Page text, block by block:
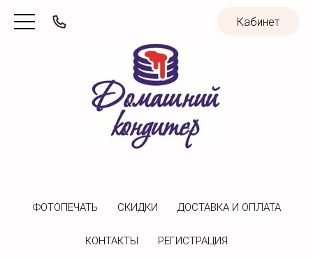
Кабинет
ФОТОПЕЧАТЬ CКИДКИ ДОСТАВКА И ОПЛАТА
КОНТАКТЫ РЕГИСТРАЦИЯ